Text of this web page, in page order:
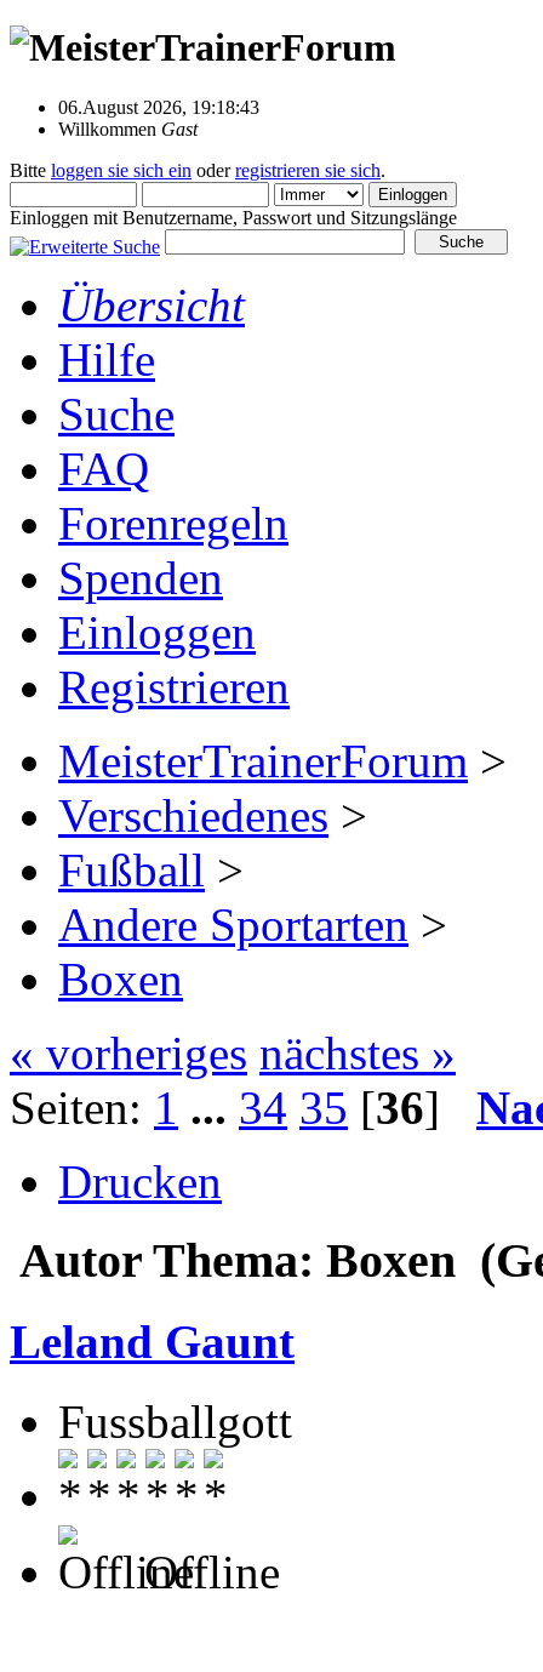
06.August 2026, 19:18:43
Willkommen Gast
Bitte loggen sie sich ein oderregistrieren sie sich.
Einloggen mit Benutzername, Passwort und Sitzungslänge
Übersicht
Hilfe
Suche
FAQ
Forenregeln
Spenden
Einloggen
Registrieren
MeisterTrainerForum >
Verschiedenes >
Fußball >
Andere Sportarten >
Boxen
« vorheriges nächstes »
Seiten: 1 ... 34 35 [36]
Drucken
Autor Thema: Boxen
Leland Gaunt
Fussballgott
Offline